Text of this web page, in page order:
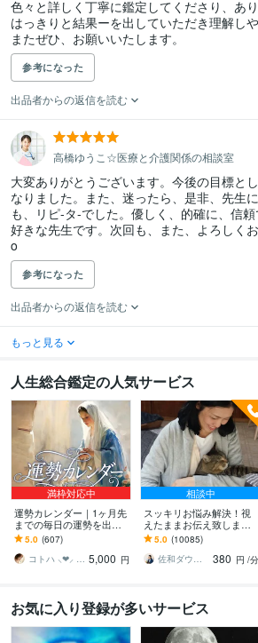
色々と詳しく丁寧に鑑定してくださり、あ
はっきりと結果ーを出していただき理解しや
またぜひ、お願いいたします。
参考になった
出品者からの返信を読む
高橋ゆうこ☆医療と介護関係の相談室
大変ありがとうございます。今後の目標と
なりました。また、迷ったら、是非、先生
も、リピ-タ-でした。優しく、的確に、信
好きな先生です。次回も、また、よろしく
o
参考になった
出品者からの返信を読む
もっと見る
人生総合鑑定の人気サービス
満枠対応中
運勢カレンダー｜1ヶ月先
までの毎日の運勢を出し
ます 30日×500字のおよそ
1万5千文字で細かく詳細
に記します
5.0 (607)
コトハ ⸜❤︎⸝ 新サービス提供開始✨️ 5,000 円
相談中
スッキリお悩み解決！視
えたままお伝え致します
恋愛、結婚、人間関係、
仕事、人生、ペットの気
持ち等◎祈願付き
5.0 (10085)
佐和ダウジング＆スピリットメンター
380 円 /分
お気に入り登録が多いサービス